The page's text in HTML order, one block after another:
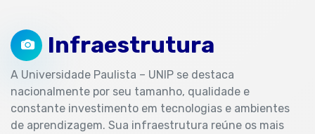
Infraestrutura
A Universidade Paulista – UNIP se destaca
nacionalmente por seu tamanho, qualidade e
constante investimento em tecnologias e ambientes
de aprendizagem. Sua infraestrutura reúne os mais